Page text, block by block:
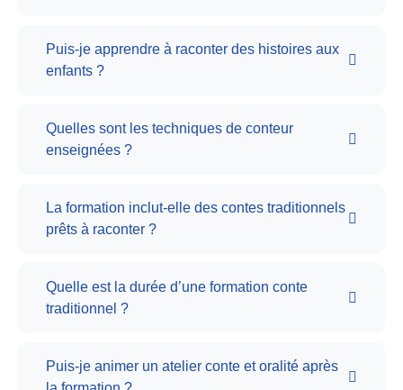
Puis-je apprendre à raconter des histoires aux
enfants ?
Quelles sont les techniques de conteur
enseignées ?
La formation inclut-elle des contes traditionnels
prêts à raconter ?
Quelle est la durée d’une formation conte
traditionnel ?
Puis-je animer un atelier conte et oralité après